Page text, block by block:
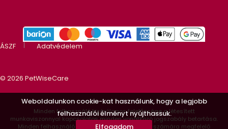
Weboldalunkon cookie-kat használunk, hogy a legjobb
felhasználói élményt nyújthassuk.
Elfogadom
ÁSZF Adatvédelem
© 2026 PetWiseCare
Minden felhasználó kizárólagos felelőssége a létesített
munkaviszonnyal kapcsolatos minden vonatkozó jogszabály betartása.
Minden felhasználó kizárólagos felelőssége a számára megfelelő